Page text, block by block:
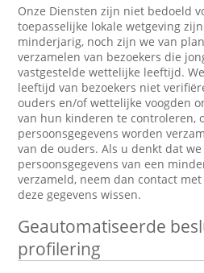
Onze Diensten zijn niet bedoeld
toepasselijke lokale wetgeving
minderjarig, noch zijn we van
verzamelen van bezoekers die
vastgestelde wettelijke leeftijd.
leeftijd van bezoekers niet
ouders en/of wettelijke voogden
van hun kinderen te controleren,
persoonsgegevens worden
van de ouders. Als u denkt dat
persoonsgegevens van een
verzameld, neem dan contact
deze gegevens wissen.
Geautomatiseerde
profilering